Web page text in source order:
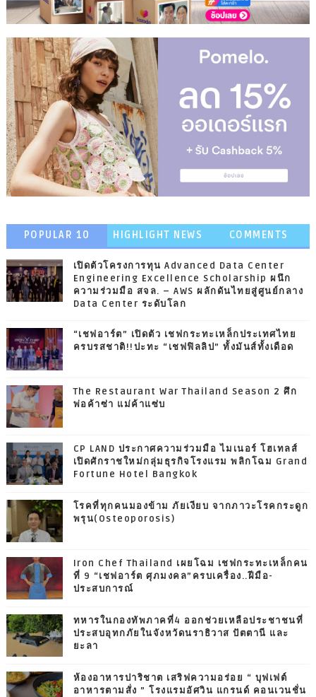
POPULAR 10 HIGHLIGHT NEWS COMMENTS
เปิดตัวโครงการทุน Advanced Data Center
Engineering Excellence Scholarship ผนึก
ความร่วมมือ สจล. – AWS ผลักดันไทยสู่ศูนย์กลาง
Data Center ระดับโลก
“เชฟอาร์ต” เปิดตัว เชฟกระทะเหล็กประเทศไทย
ครบรสชาติ!!ปะทะ “เชฟฟิลลิป” ทั้งมันส์ทั้งเดือด
The Restaurant War Thailand Season 2 ศึก
พ่อค้าซ่า แม่ค้าแซ่บ
CP LAND ประกาศความร่วมมือ ไมเนอร์ โฮเทลส์
เปิดศักราชใหม่กลุ่มธุรกิจโรงแรม พลิกโฉม Grand
Fortune Hotel Bangkok
โรคที่ทุกคนมองข้าม ภัยเงียบ จากภาวะโรคกระดูก
พรุน(Osteoporosis)
Iron Chef Thailand เผยโฉม เชฟกระทะเหล็กคน
ที่ 9 “เชฟอาร์ต ศุภมงคล”ครบเครื่อง..ฝีมือ-
ประสบการณ์
ทหารในกองทัพภาคที่4 ออกช่วยเหลือประชาชนที่
ประสบอุทกภัยในจังหวัดนราธิวาส ปัตตานี และ
ยะลา
ห้องอาหารปาริชาต เสริฟความอร่อย “ บุฟเฟต์
อาหารตามสั่ง ” โรงแรมอัศวิน แกรนด์ คอนเวนชั่น